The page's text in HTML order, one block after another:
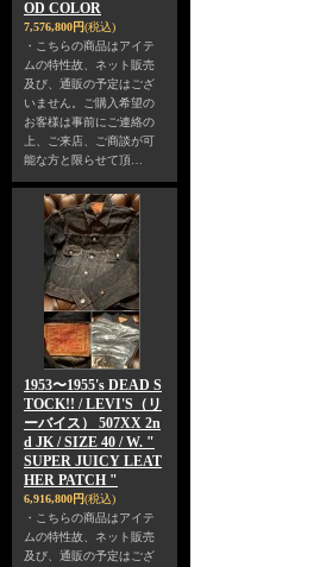
OD COLOR
7,576,800円(税込)
・こちらの商品はアイテ
ムの特性故、ネット販売
及び、通販の予定はござ
いません。ご購入希望の
お客様は事前にご連絡の
上、ご来店、ご商談が可
能な方と限らせて頂…
1953〜1955's DEAD S
TOCK!! / LEVI'S（リ
ーバイス） 507XX 2n
d JK / SIZE 40 / W. "
SUPER JUICY LEAT
HER PATCH "
6,916,800円(税込)
・こちらの商品はアイテ
ムの特性故、ネット販売
及び、通販の予定はござ